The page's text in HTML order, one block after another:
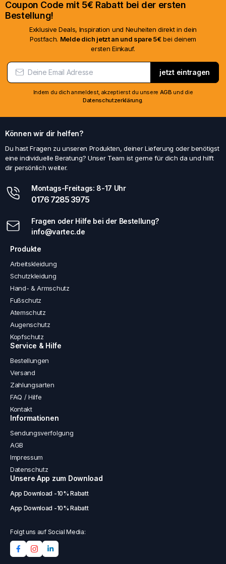
Coupon Code mit 5€ Rabatt bei der ersten
Bestellung!
Exklusive Deals, Inspiration und Neuheiten direkt in dein
Postfach. Melde dich jetzt an und spare 5€bei deinem
ersten Einkauf.
jetzt eintragen
Indem du dich anmeldest, akzeptierst du unsere AGB und die
Datenschutzerklärung.
Können wir dir helfen?
Du hast Fragen zu unseren Produkten, deiner Lieferung oder benötigst
eine individuelle Beratung? Unser Team ist gerne für dich da und hilft
dir persönlich weiter.
Montags-Freitags: 8-17 Uhr
0176 7285 3975
Fragen oder Hilfe bei der Bestellung?
info@vartec.de
Produkte
Arbeitskleidung
Schutzkleidung
Hand- & Armschutz
Fußschutz
Atemschutz
Augenschutz
Kopfschutz
Service & Hilfe
Bestellungen
Versand
Zahlungsarten
FAQ / Hilfe
Kontakt
Informationen
Sendungsverfolgung
AGB
Impressum
Datenschutz
Unsere App zum Download
App Download -10% Rabatt
App Download -10% Rabatt
Folgt uns auf Social Media: